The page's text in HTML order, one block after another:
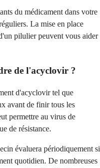
du médicament dans votre
La mise en place
pilulier peuvent vous aider
de l'acyclovir ?
d'acyclovir tel que
avant de finir tous les
permettre au virus de
de résistance.
évaluera périodiquement si
quotidien. De nombreuses